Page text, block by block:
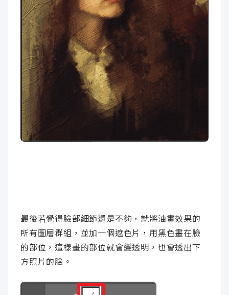
最後若覺得臉部細節還是不夠，就將油畫效果的
所有圖層群組，並加一個遮色片，用黑色畫在臉
的部位，這樣畫的部位就會變透明，也會透出下
方照片的臉。